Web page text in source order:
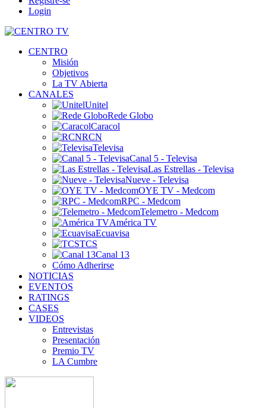
Login
CENTRO
Misión
Objetivos
La TV Abierta
CANALES
Unitel
Rede Globo
Caracol
RCN
Televisa
Canal 5 - Televisa
Las Estrellas - Televisa
Nueve - Televisa
OYE TV - Medcom
RPC - Medcom
Telemetro - Medcom
América TV
Ecuavisa
TCS
Canal 13
Cómo Adherirse
NOTICIAS
EVENTOS
RATINGS
CASES
VIDEOS
Entrevistas
Presentación
Premio TV
LA Cumbre